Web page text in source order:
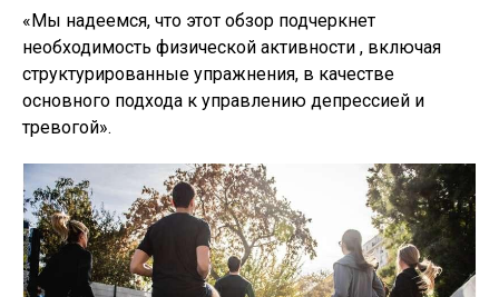
«Мы надеемся, что этот обзор подчеркнет
необходимость физической активности , включая
структурированные упражнения, в качестве
основного подхода к управлению депрессией и
тревогой».